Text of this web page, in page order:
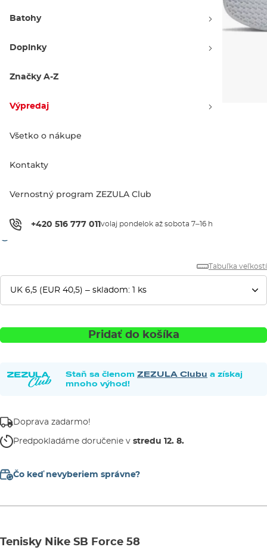
Batohy
Doplnky
Značky A-Z
Výpredaj
Všetko o nákupe
Kontakty
Vernostný program ZEZULA Club
+420 516 777 011 volaj pondelok až sobota 7–16 h
Farebné varianty
72.90 €
Tabuľka veľkostí
Pridať do košíka
Staň sa členom ZEZULA Clubu a získaj
mnoho výhod!
Doprava zadarmo!
Predpokladáme doručenie v stredu 12. 8.
Čo keď nevyberiem správne?
Tenisky Nike SB Force 58